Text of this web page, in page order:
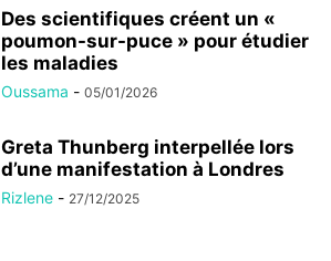
Des scientifiques créent un «
poumon-sur-puce » pour étudier
les maladies
Oussama - 05/01/2026
Greta Thunberg interpellée lors
d’une manifestation à Londres
Rizlene - 27/12/2025